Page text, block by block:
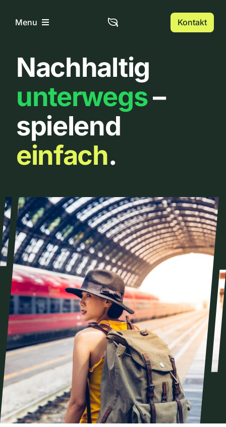
InhaltMenu
Home
Über uns
Urbanlist
Kontakt
Nachhaltig
unterwegs–
spielend
einfach.